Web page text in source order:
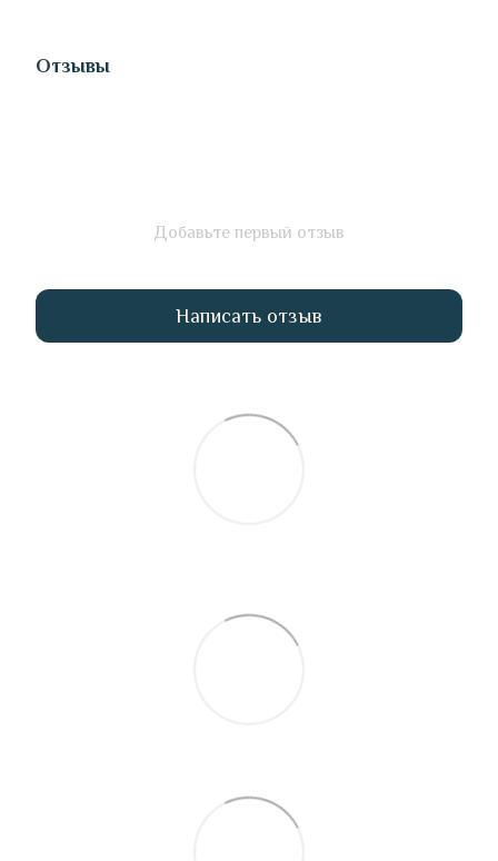
Отзывы
Добавьте первый отзыв
Написать отзыв